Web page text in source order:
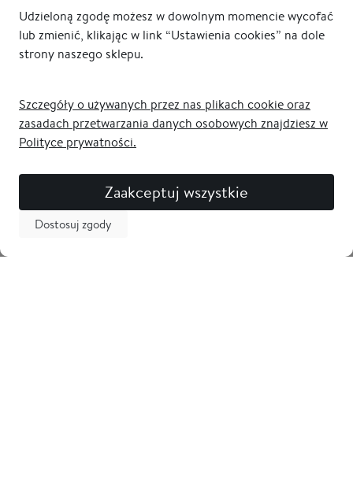
Newsletter
Udzieloną zgodę możesz w dowolnym momencie wycofać
lub zmienić, klikając w link “Ustawienia cookies” na dole
strony naszego sklepu.
Szczegóły o używanych przez nas plikach cookie oraz
zasadach przetwarzania danych osobowych znajdziesz w
Polityce prywatności.
Dostosuj zgody
Zaakceptuj wszystkie